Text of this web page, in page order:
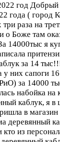
год Добрый
года ( город
раза на
о Боже там
14000тыс я
за 14
них сапоги
за 14000
набойка
каблук, я
в магазин
деревянный
из